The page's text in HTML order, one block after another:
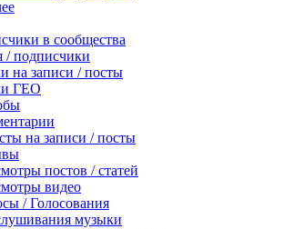
в сообщества
/ подписчики
на записи / посты
ГЕО
на записи / посты
постов / статей
видео
/ Голосования
музыки